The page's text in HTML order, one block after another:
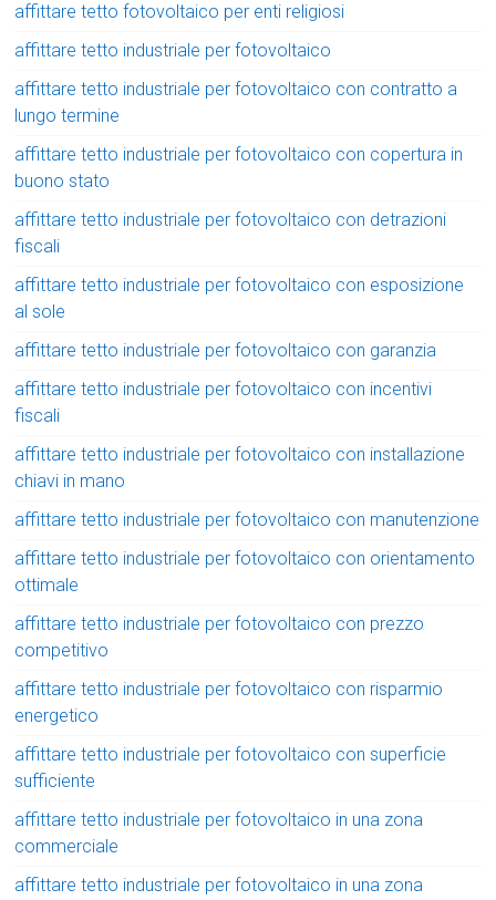
affittare tetto fotovoltaico per enti religiosi
affittare tetto industriale per fotovoltaico
affittare tetto industriale per fotovoltaico con contratto a
lungo termine
affittare tetto industriale per fotovoltaico con copertura in
buono stato
affittare tetto industriale per fotovoltaico con detrazioni
fiscali
affittare tetto industriale per fotovoltaico con esposizione
al sole
affittare tetto industriale per fotovoltaico con garanzia
affittare tetto industriale per fotovoltaico con incentivi
fiscali
affittare tetto industriale per fotovoltaico con installazione
chiavi in mano
affittare tetto industriale per fotovoltaico con manutenzione
affittare tetto industriale per fotovoltaico con orientamento
ottimale
affittare tetto industriale per fotovoltaico con prezzo
competitivo
affittare tetto industriale per fotovoltaico con risparmio
energetico
affittare tetto industriale per fotovoltaico con superficie
sufficiente
affittare tetto industriale per fotovoltaico in una zona
commerciale
affittare tetto industriale per fotovoltaico in una zona